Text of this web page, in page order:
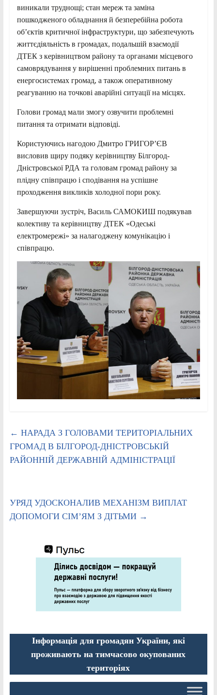
виникали труднощі; стан мереж та заміна
пошкодженого обладнання й безперебійна робота
об’єктів критичної інфраструктури, що забезпечують
життєдіяльність в громадах, подальшій взаємодії
ДТЕК з керівництвом району та органами місцевого
самоврядування у вирішенні проблемних питань в
енергосистемах громад, а також оперативному
реагуванню на точкові аварійні ситуації на місцях.
Голови громад мали змогу озвучити проблемні
питання та отримати відповіді.
Користуючись нагодою Дмитро ГРИГОР’ЄВ
висловив щиру подяку керівництву Білгород-
Дністровської РДА та головам громад району за
плідну співпрацю і сподівання на успішне
проходження викликів холодної пори року.
Завершуючи зустріч, Василь САМОКИШ подякував
колективу та керівництву ДТЕК «Одеські
електромережі» за налагоджену комунікацію і
співпрацю.
← НАРАДА З ГОЛОВАМИ ТЕРИТОРІАЛЬНИХ
ГРОМАД В БІЛГОРОД-ДНІСТРОВСЬКІЙ
РАЙОННІЙ ДЕРЖАВНІЙ АДМІНІСТРАЦІЇ
УРЯД УДОСКОНАЛИВ МЕХАНІЗМ ВИПЛАТ
ДОПОМОГИ СІМ’ЯМ З ДІТЬМИ →
Інформація для громадян України, які
проживають на тимчасово окупованих
територіях